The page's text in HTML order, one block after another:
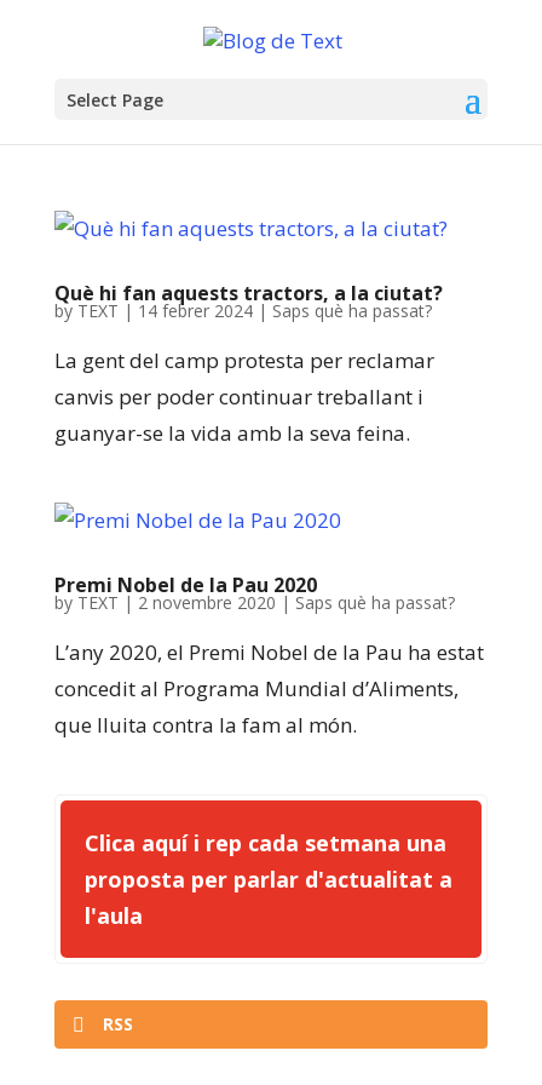
Select Page
Què hi fan aquests tractors, a la ciutat?
by TEXT | 14 febrer 2024| Saps què ha passat?
La gent del camp protesta per reclamar
canvis per poder continuar treballant i
guanyar-se la vida amb la seva feina.
Premi Nobel de la Pau 2020
by TEXT | 2 novembre 2020 | Saps què ha passat?
L’any 2020, el Premi Nobel de la Pau ha estat
concedit al Programa Mundial d’Aliments,
que lluita contra la fam al món.
Clica aquí i rep cada setmana una
proposta per parlar d'actualitat a
l'aula
RSS